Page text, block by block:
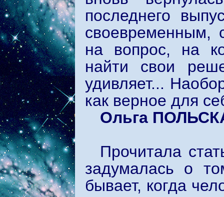
последнего
своевременным,
на вопрос, на
найти свои
удивляет...
как верное для
Ольга
Прочитала
задумалась о
бывает, когда